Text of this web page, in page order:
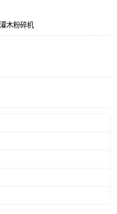
木粉碎机